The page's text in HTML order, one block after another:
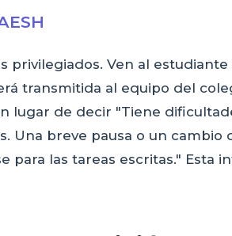
privilegiados. Ven al
transmitida al equipo del
lugar de decir "Tiene
Una breve pausa o un
para las tareas escritas." Esta